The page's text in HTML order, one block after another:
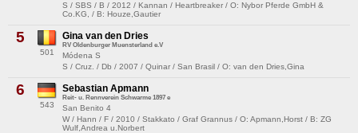
S / SBS / B / 2012 / Kannan / Heartbreaker / O: Nybor Pferde GmbH &
Co.KG, / B: Houze,Gautier
5
501
Gina van den Dries
RV Oldenburger Muensterland e.V
Módena S
S / Cruz. / Db / 2007 / Quinar / San Brasil / O: van den Dries,Gina
6
543
Sebastian Apmann
Reit- u. Rennverein Schwarme 1897 e
San Benito 4
W / Hann / F / 2010 / Stakkato / Graf Grannus / O: Apmann,Horst / B: ZG
Wulf,Andrea u.Norbert